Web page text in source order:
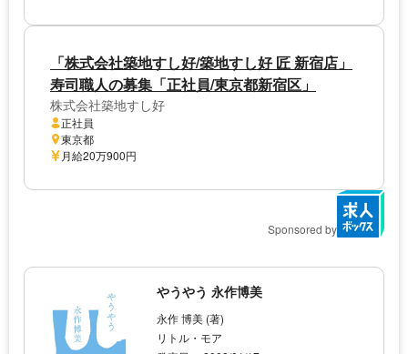
「株式会社築地すし好/築地すし好 匠 新宿店」
寿司職人の募集「正社員/東京都新宿区」
株式会社築地すし好
正社員
東京都
月給20万900円
Sponsored by
やうやう 永作博美
永作 博美 (著)
リトル・モア